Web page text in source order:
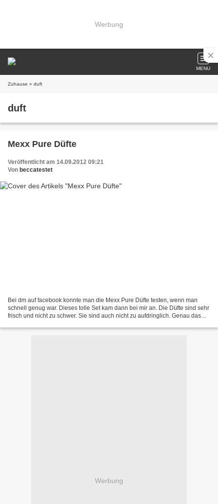
Werbung
MENU
Zuhause » duft
duft
Mexx Pure Düfte
Veröffentlicht am 14.09.2012 09:21
Von beccatestet
Bei dm auf facebook konnte man die Mexx Pure Düfte testen, wenn man
schnell genug war. Dieses tolle Set kam dann bei mir an. Die Düfte sind sehr
frisch und nicht zu schwer. Sie sind auch nicht zu aufdringlich. Genau das
Werbung